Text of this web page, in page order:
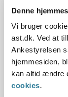
Denne
Vi bruger
ast.dk. Ved at
Ankestyrelsen
hjemmesiden,
kan altid ændre
cookies.
Ukendt arbejdstid
Ophold
Lovvalg
Kommunal
Resume:
Der gælder ikke
Da barselloven